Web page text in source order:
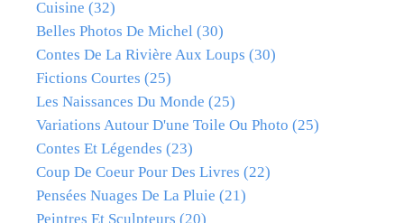
Cuisine (32)
Belles Photos De Michel (30)
Contes De La Rivière Aux Loups (30)
Fictions Courtes (25)
Les Naissances Du Monde (25)
Variations Autour D'une Toile Ou Photo (25)
Contes Et Légendes (23)
Coup De Coeur Pour Des Livres (22)
Pensées Nuages De La Pluie (21)
Peintres Et Sculpteurs (20)